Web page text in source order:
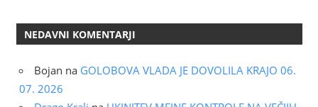
NEDAVNI KOMENTARJI
Bojan na GOLOBOVA VLADA JE DOVOLILA KRAJO 06.
07. 2026